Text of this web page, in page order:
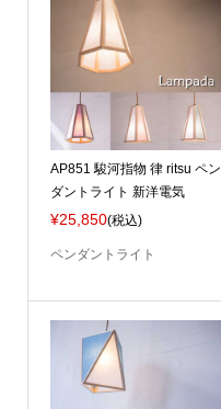
AP851 駿河指物 律 ritsu ペン
ダントライト 新洋電気
¥25,850(税込)
ペンダントライト